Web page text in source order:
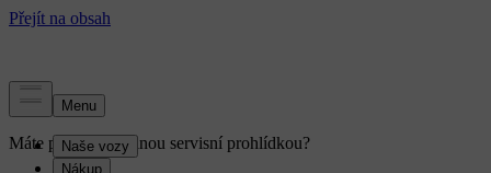
Máte před pravidelnou servisní prohlídkou?